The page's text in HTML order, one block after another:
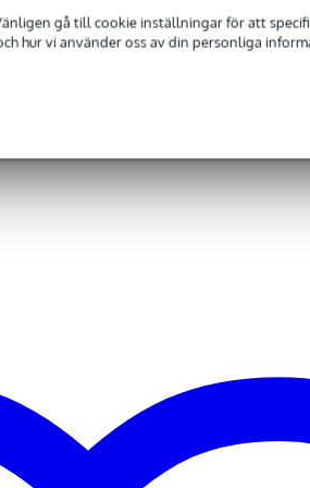
gå till cookie inställningar för att
hur vi använder oss av din personliga